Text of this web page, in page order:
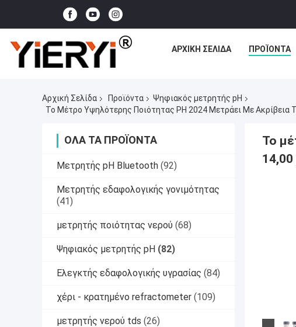
ΑΡΧΙΚΉ ΣΕΛΊΔΑ ΠΡΟΪΌΝΤΑ
Αρχική Σελίδα Προϊόντα
Ψηφιακός μετρητής pH
Το Μέτρο Υψηλότερης Ποιότητας PH 2024 Μετράει Με
ΌΛΑ ΤΑ ΠΡΟΪΌΝΤΑ
Μετρητής pH Bluetooth (92)
Μετρητής εδαφολογικής γονιμότητας
(41)
μετρητής ποιότητας νερού (68)
Ψηφιακός μετρητής pH (82)
Ελεγκτής εδαφολογικής υγρασίας (84)
χέρι - κρατημένο refractometer (109)
μετρητής νερού tds (26)
Το